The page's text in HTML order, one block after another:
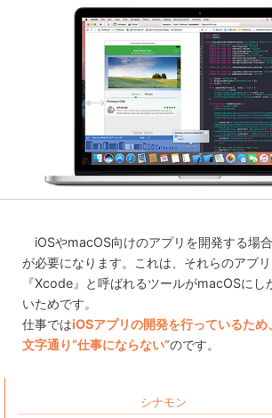
iOSやmacOS向けのアプリを開発する場
が必要になります。これは、それらのアプ
『Xcode』と呼ばれるツールがmacOSにし
いためです。
仕事ではiOSアプリの開発を行っているた
文字通り“仕事にならない”のです。
シナモン